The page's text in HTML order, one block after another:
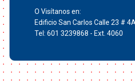
O Visítanos en:
Edificio San Carlos Calle 23 #
Tel: 601 3239868 - Ext. 4060